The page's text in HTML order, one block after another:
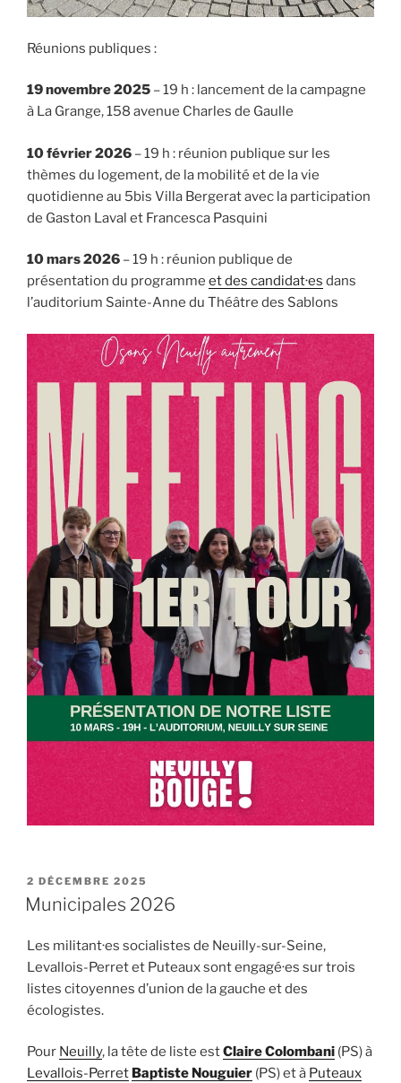
Réunions publiques :
19 novembre 2025 – 19 h : lancement de la campagne
à La Grange, 158 avenue Charles de Gaulle
10 février 2026 – 19 h : réunion publique sur les
thèmes du logement, de la mobilité et de la vie
quotidienne au 5bis Villa Bergerat avec la participation
de Gaston Laval et Francesca Pasquini
10 mars 2026 – 19 h : réunion publique de
présentation du programme et des candidat·es dans
l’auditorium Sainte-Anne du Théâtre des Sablons
PUBLIÉ
LE
2 DÉCEMBRE 2025
Municipales 2026
Les militant·es socialistes de Neuilly-sur-Seine,
Levallois-Perret et Puteaux sont engagé·es sur trois
listes citoyennes d’union de la gauche et des
écologistes.
Pour Neuilly, la tête de liste estClaire Colombani (PS) à
Levallois-Perret Baptiste Nouguier (PS) et à Puteaux